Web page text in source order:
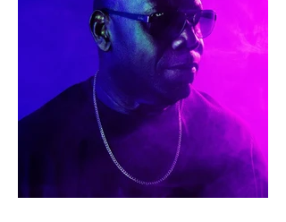
es una forma de acompañar. Con este
propósito, la Corporación realizará la 17ª
Corrida por la Vida, e